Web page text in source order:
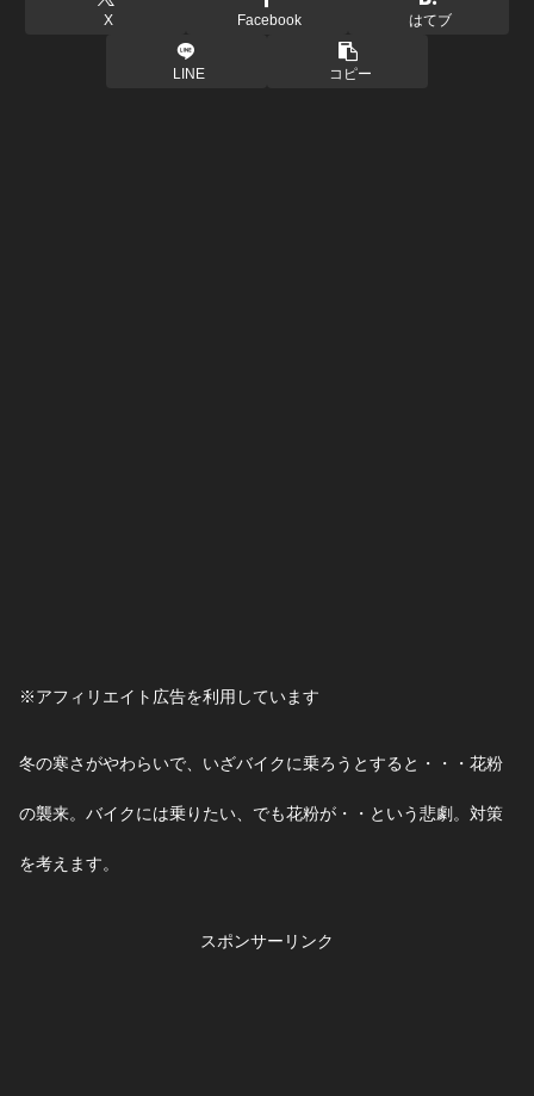
X Facebook はてブ
LINE コピー
※アフィリエイト広告を利用しています
冬の寒さがやわらいで、いざバイクに乗ろうとすると・・・花粉
の襲来。バイクには乗りたい、でも花粉が・・という悲劇。対策
を考えます。
スポンサーリンク